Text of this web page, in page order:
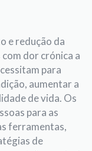
e redução da
dor crónica a
para
aumentar a
de vida. Os
para as
ferramentas,
de